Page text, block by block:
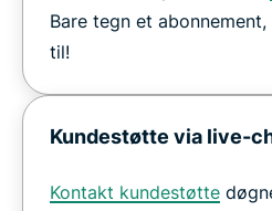
Bare tegn et
til!
Kundestøtte via live-
Kontakt kundestøtte